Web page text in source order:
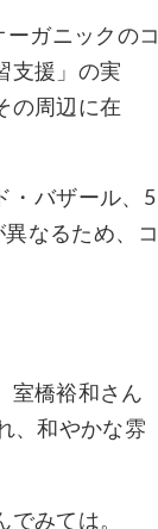
ガニックのコ
支援」の実
の周辺に在
・バザール、5
なるため、コ
室橋裕和さん
、和やかな雰
みては。